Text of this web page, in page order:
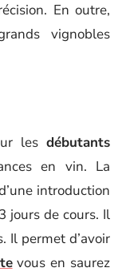
En outre,
vignobles
les débutants
en vin. La
introduction
jours de cours. Il
Il permet d’avoir
vous en saurez